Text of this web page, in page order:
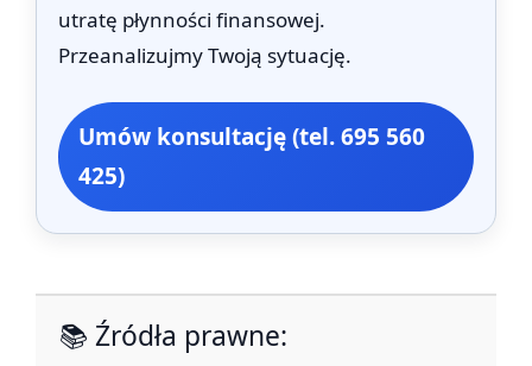
utratę płynności finansowej.
Przeanalizujmy Twoją sytuację.
Umów konsultację (tel. 695 560
425)
📚 Źródła prawne: